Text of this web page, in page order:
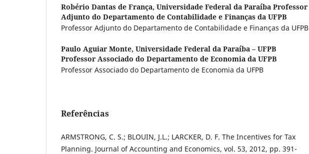
Robério Dantas de França, Universidade Federal da Paraíba Professor
Adjunto do Departamento de Contabilidade e Finanças da UFPB
Professor Adjunto do Departamento de Contabilidade e Finanças da UFPB
Paulo Aguiar Monte, Universidade Federal da Paraíba – UFPB
Professor Associado do Departamento de Economia da UFPB
Professor Associado do Departamento de Economia da UFPB
Referências
ARMSTRONG, C. S.; BLOUIN, J.L.; LARCKER, D. F. The Incentives for Tax
Planning. Journal of Accounting and Economics, vol. 53, 2012, pp. 391-